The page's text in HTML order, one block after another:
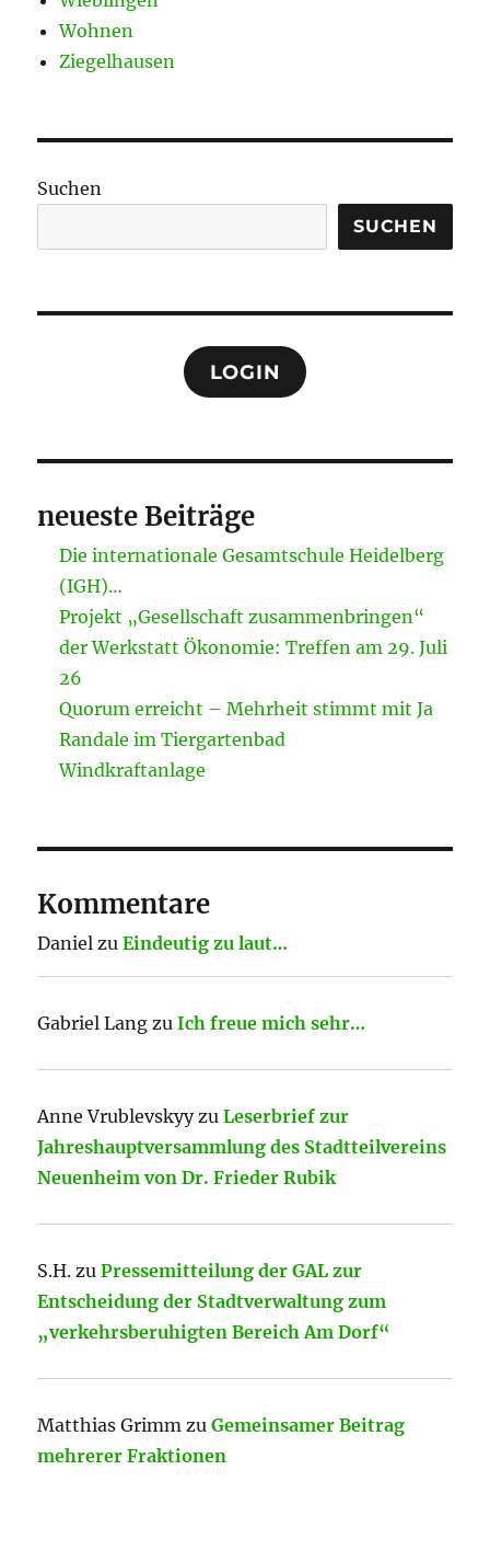
Wohnen
Ziegelhausen
Suchen
SUCHEN
LOGIN
neueste Beiträge
Die internationale Gesamtschule Heidelberg
(IGH)…
Projekt „Gesellschaft zusammenbringen“
der Werkstatt Ökonomie: Treffen am 29. Juli
26
Quorum erreicht – Mehrheit stimmt mit Ja
Randale im Tiergartenbad
Windkraftanlage
Kommentare
Daniel zuEindeutig zu laut…
Gabriel Lang zuIch freue mich sehr…
Anne VrublevskyyzuLeserbrief zur
Jahreshauptversammlung des Stadtteilvereins
Neuenheim von Dr. Frieder Rubik
S.H. zuPressemitteilung der GAL zur
Entscheidung der Stadtverwaltung zum
„verkehrsberuhigten Bereich Am Dorf“
Matthias Grimm zuGemeinsamer Beitrag
mehrerer Fraktionen